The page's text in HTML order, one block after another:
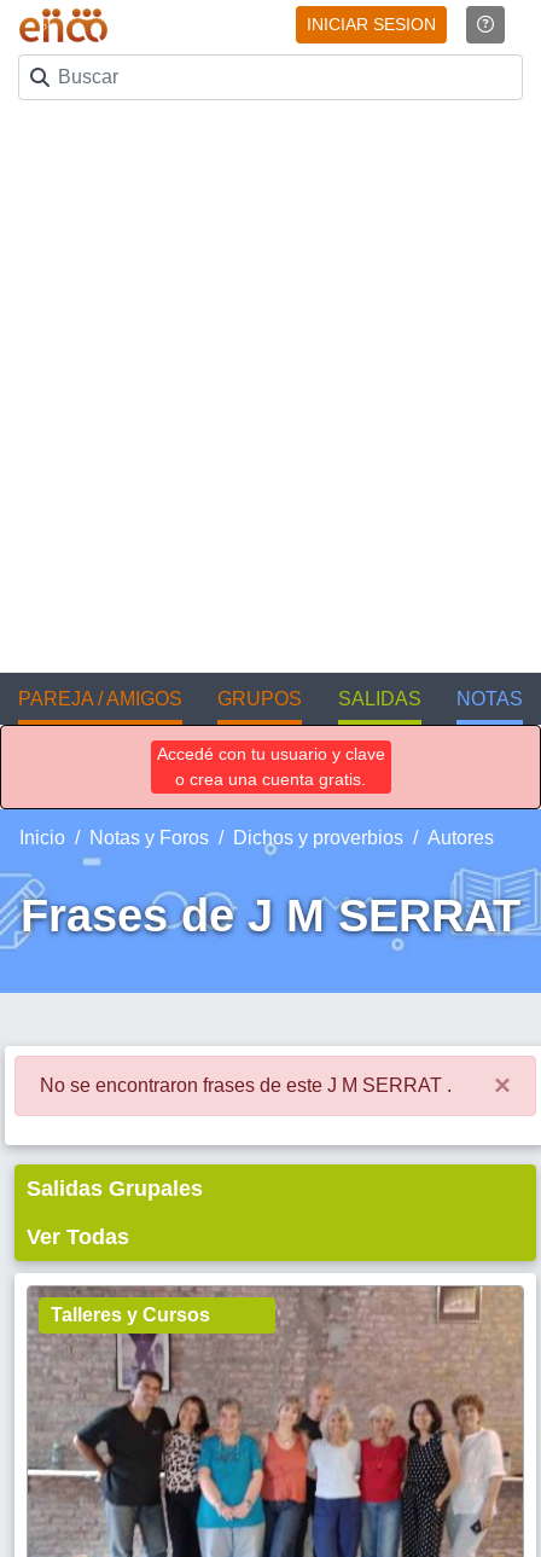
INICIAR SESION
PAREJA / AMIGOS GRUPOS SALIDAS NOTAS
Accedé con tu usuario y clave
o crea una cuenta gratis.
Inicio Notas y Foros Dichos y proverbios Autores
Frases de J M SERRAT
No se encontraron frases de este J M SERRAT . ×
Salidas Grupales
Ver Todas
Talleres y Cursos